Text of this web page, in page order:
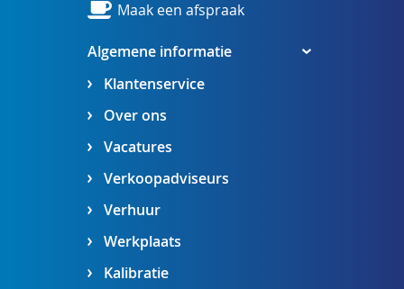
Algemene informatie
Klantenservice
Over ons
Vacatures
Verkoopadviseurs
Verhuur
Werkplaats
Kalibratie
Maak een afspraak